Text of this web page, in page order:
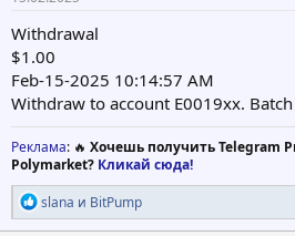
Withdrawal
$1.00
Feb-15-2025 10:14:57 AM
Withdraw to account E0019xx.
Реклама: 🔥 Хочешь получить Telegram
Polymarket? Кликай сюда!
Р
е
slana и BitPump